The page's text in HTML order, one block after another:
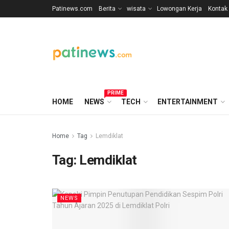
Patinews.com Berita wisata Lowongan Kerja Kontak
HOME NEWS
PRIME
TECH ENTERTAINMENT
Home Tag Lemdiklat
Tag: Lemdiklat
NEWS